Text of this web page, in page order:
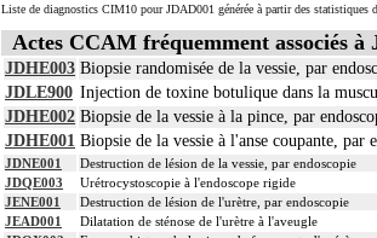
Liste de diagnostics CIM10 pour JDAD001 générée à partir des statistiques
Actes CCAM fréquemment associés à
JDHE003 Biopsie randomisée de la vessie, par
JDLE900 Injection de toxine botulique dans la
JDHE002 Biopsie de la vessie à la pince, par
JDHE001 Biopsie de la vessie à l'anse coupante, par
JDNE001
Destruction de lésion de la vessie, par endoscopie
JDQE003
Urétrocystoscopie à l'endoscope rigide
JENE001
Destruction de lésion de l'urètre, par endoscopie
JEAD001
Dilatation de sténose de l'urètre à l'aveugle